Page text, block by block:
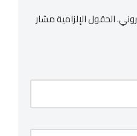
الحقول الإلزامية مشار